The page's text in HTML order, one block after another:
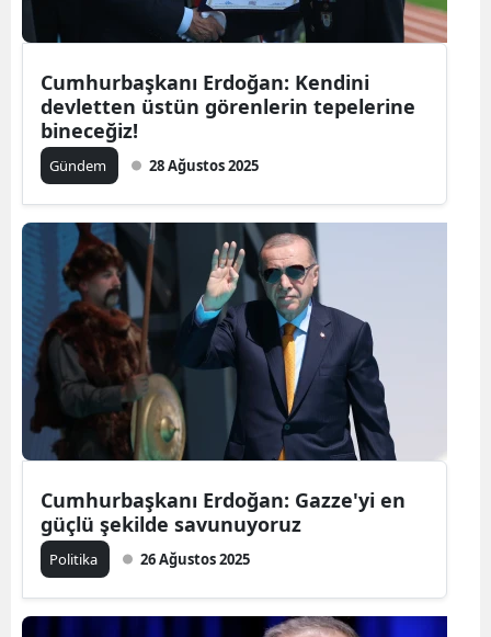
Cumhurbaşkanı Erdoğan: Kendini
devletten üstün görenlerin tepelerine
bineceğiz!
Gündem 28 Ağustos 2025
Cumhurbaşkanı Erdoğan: Gazze'yi en
güçlü şekilde savunuyoruz
Politika 26 Ağustos 2025